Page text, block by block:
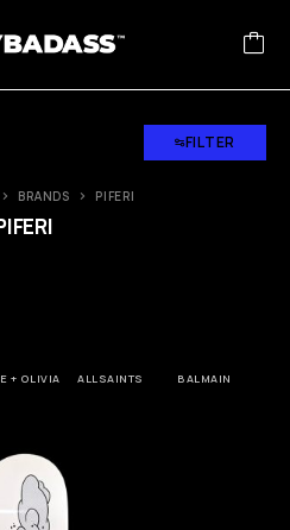
FILTER
BRANDS PIFERI
+ OLIVIA ALLSAINTS BALMAIN